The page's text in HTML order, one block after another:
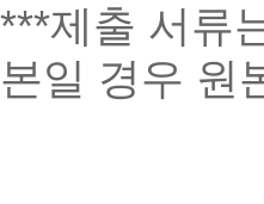
***제출 서류
본일 경우 원